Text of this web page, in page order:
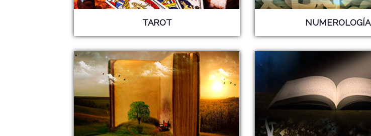
TAROT NUMEROLOGÍA